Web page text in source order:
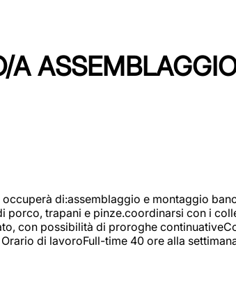
A
di:assemblaggio e montaggio
trapani e pinze.coordinarsi con i
con possibilità di proroghe
di lavoroFull-time 40 ore alla